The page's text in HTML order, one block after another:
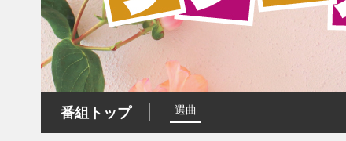
番組トップ 選曲